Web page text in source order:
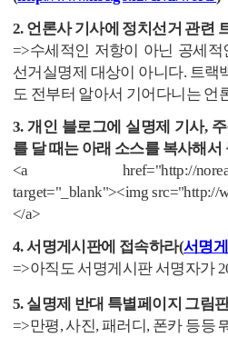
2. 언론사 기사에 정치선거 관련
=>수세적인 저항이 아닌 공세
선거실명제 대상이 아니다. 트랙
도 전부터 알아서 기어다니는 언
3. 개인 블로그에 실명제 기사,
를 달 때는 아래 소스를 복사해서
<a href="http://
target="_blank"><img src="http://
</a>
4. 서명게시판에 접속하라(서명
=>아직도 서명게시판 서명자가
5. 실명제 반대 특별페이지 그림
=>만평, 사진, 패러디, 폰카 등등